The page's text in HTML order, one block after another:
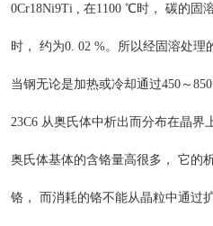
0Cr18Ni9Ti , 在1100 ℃时， 碳的固
时， 约为0. 02 %。所以经固溶处理
当钢无论是加热或冷却通过450～
23C6 从奥氏体中析出而分布在晶界
奥氏体基体的含铬量高很多， 它的
铬， 而消耗的铬不能从晶粒中通过